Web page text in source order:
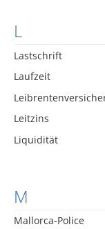
L
Lastschrift
Laufzeit
Leitzins
Liquidität
M
Mallorca-Police